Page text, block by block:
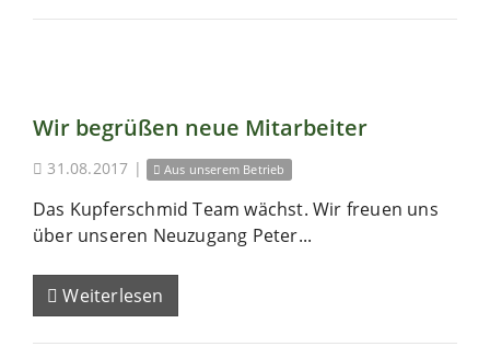
Wir begrüßen neue Mitarbeiter
31.08.2017 | Aus unserem Betrieb
Das Kupferschmid Team wächst. Wir freuen uns
über unseren Neuzugang Peter...
Weiterlesen